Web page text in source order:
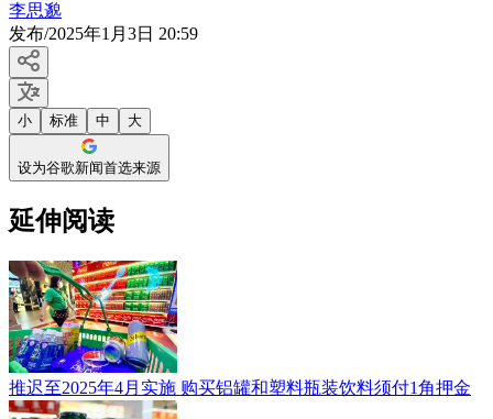
李思邈
发布/2025年1月3日 20:59
小 标准 中 大
设为谷歌新闻首选来源
延伸阅读
推迟至2025年4月实施 购买铝罐和塑料瓶装饮料须付1角押金